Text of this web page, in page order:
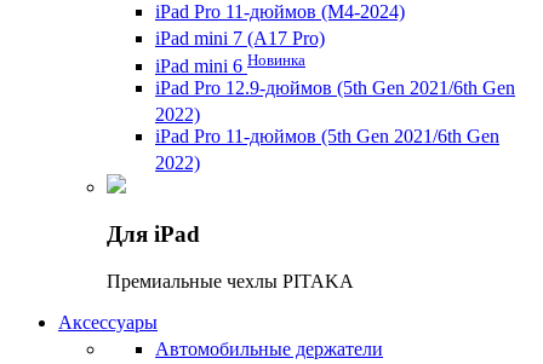
iPad Pro 11-дюймов (M4-2024)
iPad mini 7 (A17 Pro)
iPad mini 6 Новинка
iPad Pro 12.9-дюймов (5th Gen 2021/6th Gen
2022)
iPad Pro 11-дюймов (5th Gen 2021/6th Gen
2022)
Для iPad
Премиальные чехлы PITAKA
Аксессуары
Автомобильные держатели